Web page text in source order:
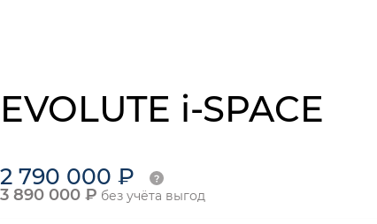
EVOLUTE i-SPACE
2 790 000 ₽
3 890 000 ₽ без учёта выгод